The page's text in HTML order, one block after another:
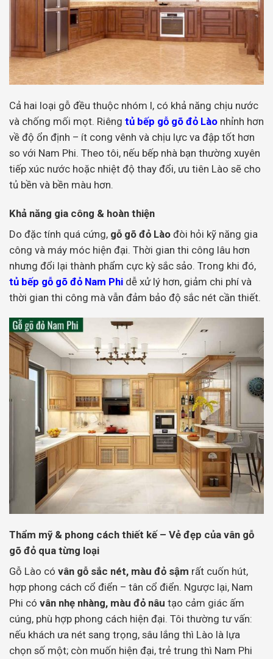
Cả hai loại gỗ đều thuộc nhóm I, có khả năng chịu nước
và chống mối mọt. Riêng tủ bếp gỗ gõ đỏ Lào nhỉnh hơn
về độ ổn định – ít cong vênh và chịu lực va đập tốt hơn
so với Nam Phi. Theo tôi, nếu bếp nhà bạn thường xuyên
tiếp xúc nước hoặc nhiệt độ thay đổi, ưu tiên Lào sẽ cho
tủ bền và bền màu hơn.
Khả năng gia công & hoàn thiện
Do đặc tính quá cứng, gỗ gõ đỏ Lào đòi hỏi kỹ năng gia
công và máy móc hiện đại. Thời gian thi công lâu hơn
nhưng đổi lại thành phẩm cực kỳ sắc sảo. Trong khi đó,
tủ bếp gỗ gõ đỏ Nam Phi dễ xử lý hơn, giảm chi phí và
thời gian thi công mà vẫn đảm bảo độ sắc nét cần thiết.
Thẩm mỹ & phong cách thiết kế – Vẻ đẹp của vân gỗ
gõ đỏ qua từng loại
Gỗ Lào có vân gỗ sắc nét, màu đỏ sậm rất cuốn hút,
hợp phong cách cổ điển – tân cổ điển. Ngược lại, Nam
Phi có vân nhẹ nhàng, màu đỏ nâu tạo cảm giác ấm
cúng, phù hợp phong cách hiện đại. Tôi thường tư vấn:
nếu khách ưa nét sang trọng, sâu lắng thì Lào là lựa
chọn số một; còn muốn hiện đại, trẻ trung thì Nam Phi